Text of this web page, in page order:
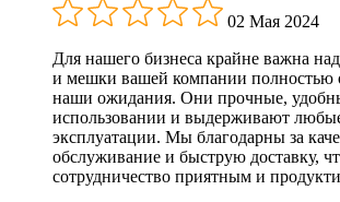
02 Мая 2024
Для нашего бизнеса крайне важна
и мешки вашей компании полностью
наши ожидания. Они прочные,
использовании и выдерживают
эксплуатации. Мы благодарны за
обслуживание и быструю доставку,
сотрудничество приятным и